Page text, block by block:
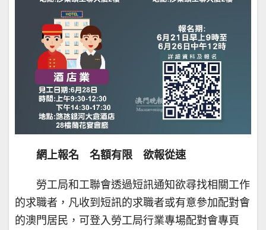
網上報名 名額有限 欲報從速
勞工局和工聯會透過短訊通知欲尋找相關工作
的求職者，凡收到短訊的求職者或有意參加配對會
的澳門居民，可登入勞工局行業專場配對會專頁